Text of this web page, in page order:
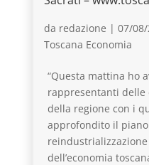
da redazione | 07/
Toscana Economia
“Questa mattina ho
rappresentanti delle
della regione con i
approfondito il
dell’economia